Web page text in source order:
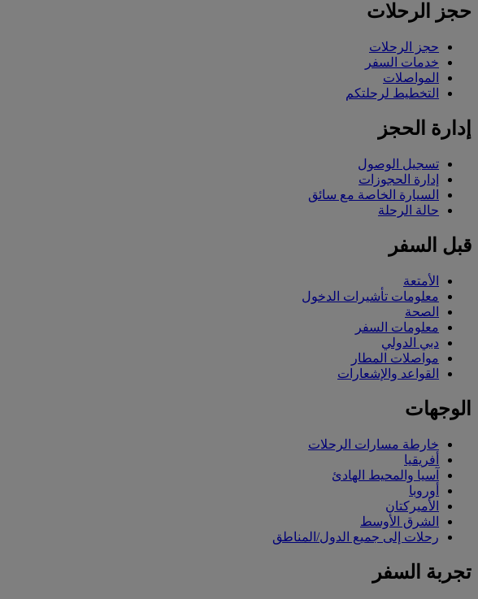
حجز الرحلات
حجز الرحلات
خدمات السفر
المواصلات
التخطيط لرحلتكم
إدارة الحجز
تسجيل الوصول
إدارة الحجوزات
السيارة الخاصة مع سائق
حالة الرحلة
قبل السفر
الأمتعة
معلومات تأشيرات الدخول
الصحة
معلومات السفر
دبي الدولي
مواصلات المطار
القواعد والإشعارات
الوجهات
خارطة مسارات الرحلات
أفريقيا
آسيا والمحيط الهادئ
أوروبا
الأميركتان
الشرق الأوسط
رحلات إلى جميع الدول/المناطق
تجربة السفر